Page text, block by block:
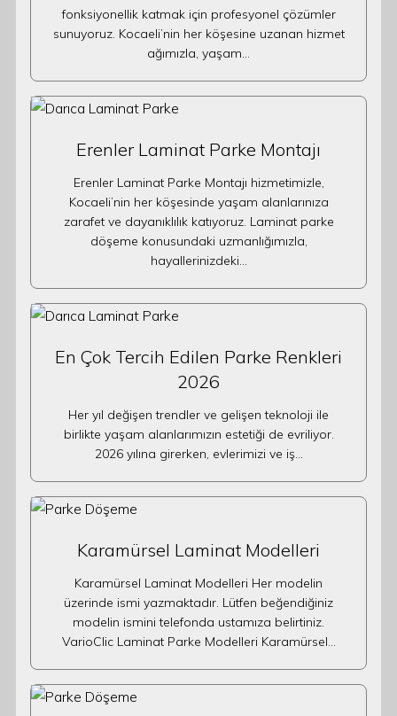
fonksiyonellik katmak için profesyonel çözümler
sunuyoruz. Kocaeli’nin her köşesine uzanan hizmet
ağımızla, yaşam…
Erenler Laminat Parke Montajı
Erenler Laminat Parke Montajı hizmetimizle,
Kocaeli’nin her köşesinde yaşam alanlarınıza
zarafet ve dayanıklılık katıyoruz. Laminat parke
döşeme konusundaki uzmanlığımızla,
hayallerinizdeki…
En Çok Tercih Edilen Parke Renkleri
2026
Her yıl değişen trendler ve gelişen teknoloji ile
birlikte yaşam alanlarımızın estetiği de evriliyor.
2026 yılına girerken, evlerimizi ve iş…
Karamürsel Laminat Modelleri
Karamürsel Laminat Modelleri Her modelin
üzerinde ismi yazmaktadır. Lütfen beğendiğiniz
modelin ismini telefonda ustamıza belirtiniz.
VarioClic Laminat Parke Modelleri Karamürsel…